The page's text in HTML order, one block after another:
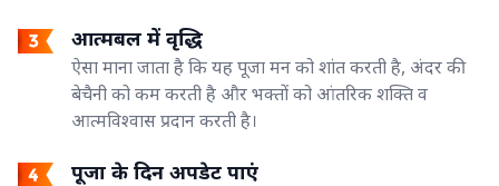
आत्मबल में वृद्धि
ऐसा माना जाता है कि यह पूजा मन को शांत करती है, अंदर की
बेचैनी को कम करती है और भक्तों को आंतरिक शक्ति व
आत्मविश्वास प्रदान करती है।
पूजा के दिन अपडेट पाएं